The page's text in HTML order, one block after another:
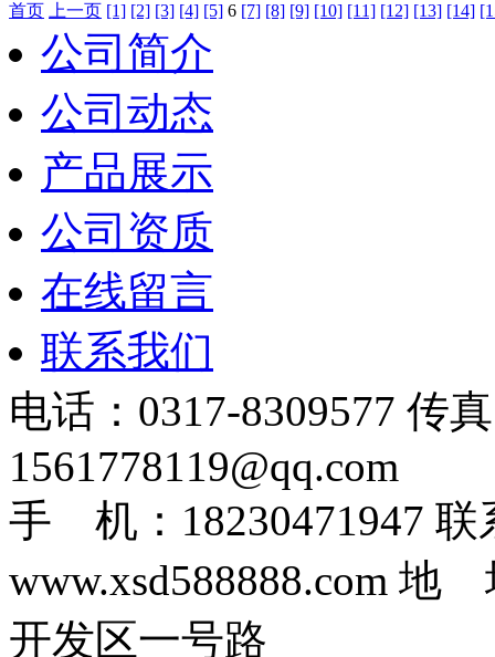
首页 上一页 [1] [2] [3] [4] [5] 6 [7] [8] [9] [10] [11] [12] [13] [14]
公司简介
公司动态
产品展示
公司资质
在线留言
联系我们
电话：0317-8309577 传
1561778119@qq.com
手 机：18230471947
www.xsd588888.com 地
开发区一号路